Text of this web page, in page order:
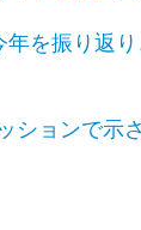
を振り返
ョンで示